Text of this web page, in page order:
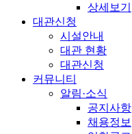
상세보기
대관신청
시설안내
대관 현황
대관신청
커뮤니티
알림·소식
공지사항
채용정보